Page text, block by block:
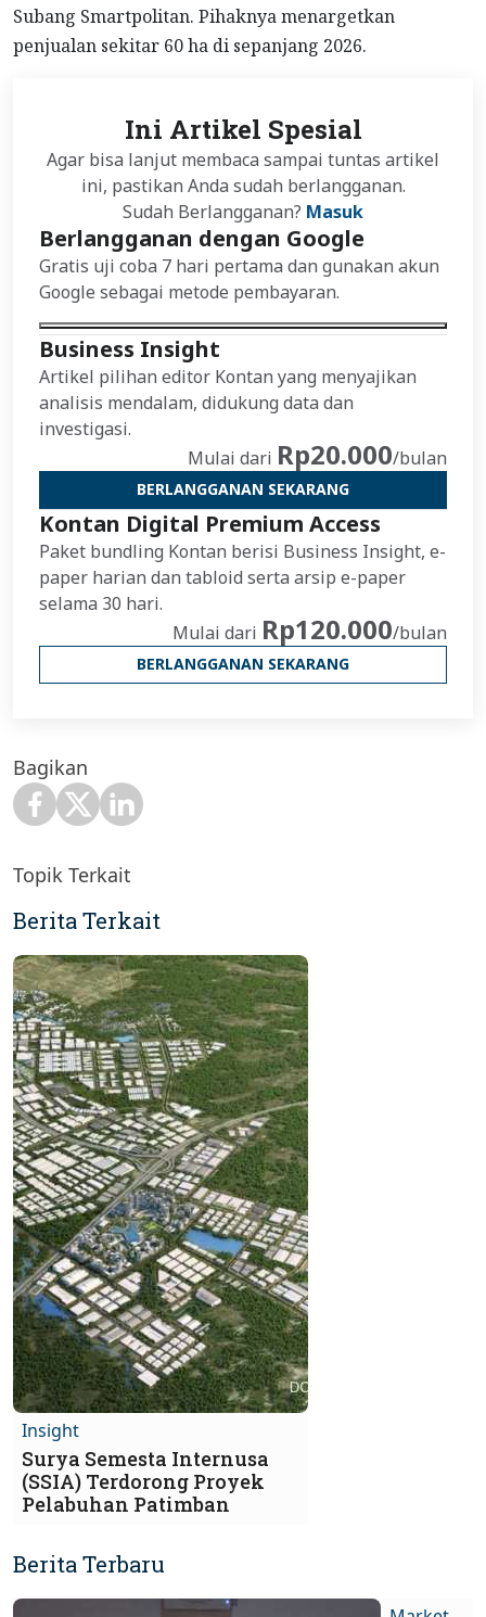
Subang Smartpolitan. Pihaknya menargetkan
penjualan sekitar 60 ha di sepanjang 2026.
Ini Artikel Spesial
Agar bisa lanjut membaca sampai tuntas artikel
ini, pastikan Anda sudah berlangganan.
Sudah Berlangganan? Masuk
Berlangganan dengan Google
Gratis uji coba 7 hari pertama dan gunakan akun
Google sebagai metode pembayaran.
Business Insight
Artikel pilihan editor Kontan yang menyajikan
analisis mendalam, didukung data dan
investigasi.
Mulai dari Rp20.000/bulan
BERLANGGANAN SEKARANG
Kontan Digital Premium Access
Paket bundling Kontan berisi Business Insight, e-
paper harian dan tabloid serta arsip e-paper
selama 30 hari.
Mulai dari Rp120.000/bulan
BERLANGGANAN SEKARANG
Bagikan
Topik Terkait
Berita Terkait
Insight
Surya Semesta Internusa
(SSIA) Terdorong Proyek
Pelabuhan Patimban
Berita Terbaru